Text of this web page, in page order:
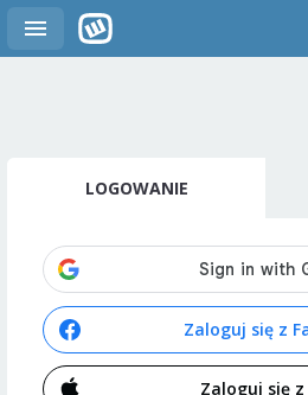
LOGOWANIE
Zaloguj się z
Zaloguj się z